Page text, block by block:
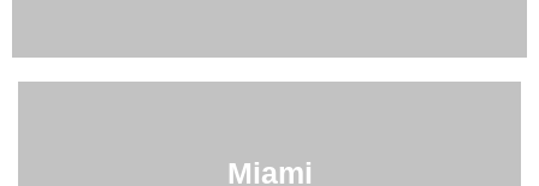
Miami